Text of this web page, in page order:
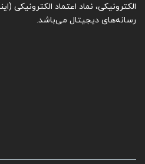
الکترونیکی، نماد اعتماد الکترونیکی
رسانه‌های دیجیتال می‌باشد.